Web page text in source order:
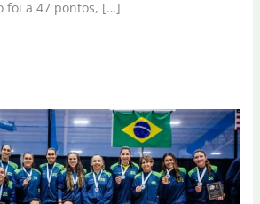
foi a 47 pontos, […]